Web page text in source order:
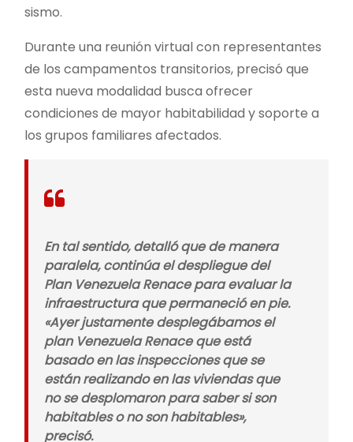
sismo.
Durante una reunión virtual con representantes
de los campamentos transitorios, precisó que
esta nueva modalidad busca ofrecer
condiciones de mayor habitabilidad y soporte a
los grupos familiares afectados.
En tal sentido, detalló que de manera
paralela, continúa el despliegue del
Plan Venezuela Renace para evaluar la
infraestructura que permaneció en pie.
«Ayer justamente desplegábamos el
plan Venezuela Renace que está
basado en las inspecciones que se
están realizando en las viviendas que
no se desplomaron para saber si son
habitables o no son habitables»,
precisó.